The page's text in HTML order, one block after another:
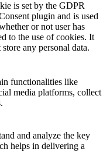
is set by the GDPR
plugin and is used
or not user has
to the use of cookies. It
store any personal data.
functionalities like
media platforms, collect
and analyze the key
helps in delivering a